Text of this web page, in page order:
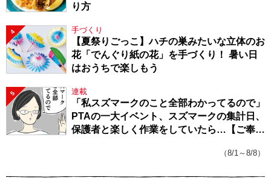
り方
4 手づくり
【夏祭りごっこ】ハチの巣みたいな立体のお
花「でんぐり紙の花」を手づくり！ 暑い日
はおうちで楽しもう
5 連載
「私スズマークのこと全部わかってるので」
PTAの一大イベント、スズマークの集計日、
保護者と楽しく作業をしていたら…【ご奉仕
（8/1～8/8）